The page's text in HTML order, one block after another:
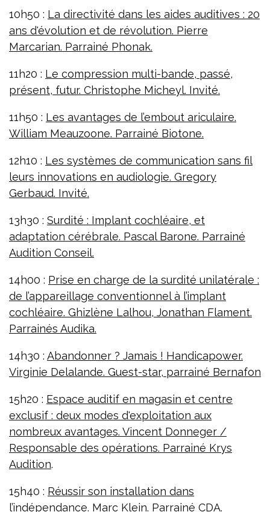
10h50 : La directivité dans les aides auditives : 20
ans d'évolution et de révolution. Pierre
Marcarian. Parrainé Phonak.
11h20 : Le compression multi-bande, passé,
présent, futur. Christophe Micheyl. Invité.
11h50 : Les avantages de l’embout ariculaire.
William Meauzoone. Parrainé Biotone.
12h10 : Les systèmes de communication sans fil
leurs innovations en audiologie. Gregory
Gerbaud. Invité.
13h30 : Surdité : Implant cochléaire, et
adaptation cérébrale. Pascal Barone. Parrainé
Audition Conseil.
14h00 : Prise en charge de la surdité unilatérale :
de l’appareillage conventionnel à l’implant
cochléaire. Ghizlène Lalhou, Jonathan Flament.
Parrainés Audika.
14h30 : Abandonner ? Jamais ! Handicapower.
Virginie Delalande. Guest-star, parrainé Bernafon
15h20 : Espace auditif en magasin et centre
exclusif : deux modes d'exploitation aux
nombreux avantages. Vincent Donneger /
Responsable des opérations. Parrainé Krys
Audition.
15h40 : Réussir son installation dans
l’indépendance. Marc Klein. Parrainé CDA.